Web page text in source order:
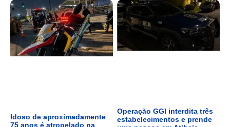
Idoso de aproximadamente
75 anos é atropelado na
Operação GGI interdita três
estabelecimentos e prende